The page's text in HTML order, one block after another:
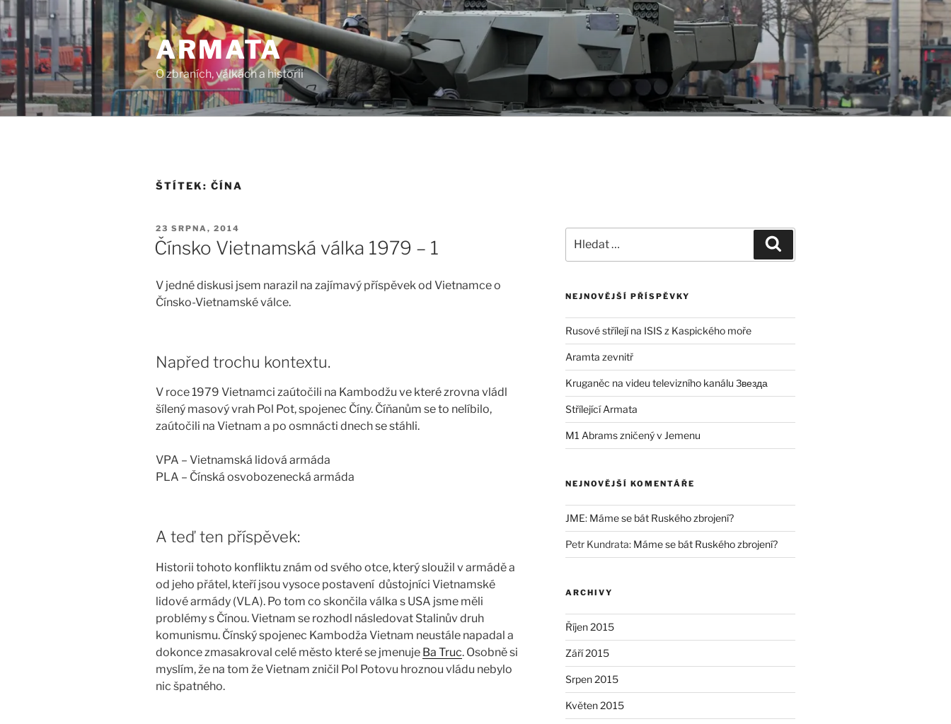
k
obsahu
webu
ARMATA
O zbraních, válkách a historii
ŠTÍTEK: ČÍNA
PUBLIKOVÁNO
23 SRPNA, 2014
Čínsko Vietnamská válka 1979 – 1
V jedné diskusi jsem narazil na zajímavý příspěvek od Vietnamce o
Čínsko-Vietnamské válce.
Napřed trochu kontextu.
V roce 1979 Vietnamci zaútočili na Kambodžu ve které zrovna vládl
šílený masový vrah Pol Pot, spojenec Číny. Číňanům se to nelíbilo,
zaútočili na Vietnam a po osmnácti dnech se stáhli.
VPA – Vietnamská lidová armáda
PLA – Čínská osvobozenecká armáda
A teď ten příspěvek:
Historii tohoto konfliktu znám od svého otce, který sloužil v armádě a
od jeho přátel, kteří jsou vysoce postavení důstojníci Vietnamské
lidové armády (VLA). Po tom co skončila válka s USA jsme měli
problémy s Čínou. Vietnam se rozhodl následovat Stalinův druh
komunismu. Čínský spojenec Kambodža Vietnam neustále napadal a
dokonce zmasakroval celé město které se jmenuje Ba Truc. Osobně si
myslím, že na tom že Vietnam zničil Pol Potovu hroznou vládu nebylo
nic špatného.
NEJNOVĚJŠÍ PŘÍSPĚVKY
Rusové střílejí na ISIS z Kaspického moře
Aramta zevnitř
Kruganěc na videu televizního kanálu Звезда
Střílející Armata
M1 Abrams zničený v Jemenu
NEJNOVĚJŠÍ KOMENTÁŘE
JME: Máme se bát Ruského zbrojení?
Petr Kundrata: Máme se bát Ruského zbrojení?
ARCHIVY
Říjen 2015
Září 2015
Srpen 2015
Květen 2015